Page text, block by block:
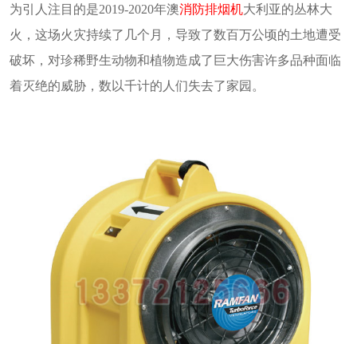
为引人注目的是2019-2020年澳消防排烟机大利亚的丛林大
火，这场火灾持续了几个月，导致了数百万公顷的土地遭受
破坏，对珍稀野生动物和植物造成了巨大伤害许多品种面临
着灭绝的威胁，数以千计的人们失去了家园。